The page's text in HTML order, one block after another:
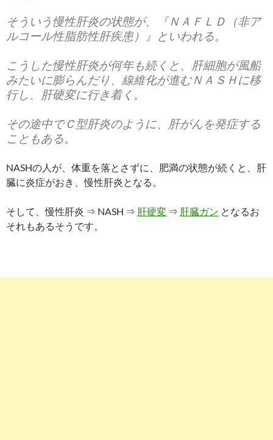
そういう慢性肝炎の状態が、『ＮＡＦＬＤ（非ア
ルコール性脂肪性肝疾患）』といわれる。
こうした慢性肝炎が何年も続くと、肝細胞が風船
みたいに膨らんだり、線維化が進むＮＡＳＨに移
行し、肝硬変に行き着く。
その途中でＣ型肝炎のように、肝がんを発症する
こともある。
NASHの人が、体重を落とさずに、肥満の状態が続くと、肝
臓に炎症がおき、慢性肝炎となる。
そして、慢性肝炎 ⇒ NASH ⇒ 肝硬変 ⇒ 肝臓ガン となるお
それもあるそうです。